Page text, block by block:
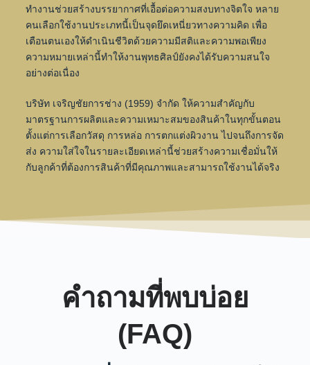
ทำงานช่วยสร้างบรรยากาศที่เอื้อต่อความสงบทางจิตใจ หลาย
คนเลือกใช้งานประเภทนี้เป็นจุดยึดเหนี่ยวทางความคิด เพื่อ
เตือนตนเองให้ดำเนินชีวิตด้วยความมีสติและความพอเพียง
ความหมายเหล่านี้ทำให้งานพุทธศิลป์ยังคงได้รับความสนใจ
อย่างต่อเนื่อง
บริษัท เจริญชัยการช่าง (1959) จำกัด ให้ความสำคัญกับ
มาตรฐานการผลิตและความเหมาะสมของสินค้าในทุกขั้นตอน
ตั้งแต่การเลือกวัสดุ การหล่อ การตกแต่งผิวงาน ไปจนถึงการจัด
ส่ง ความใส่ใจในรายละเอียดเหล่านี้ช่วยสร้างความเชื่อมั่นให้
กับลูกค้าที่ต้องการสินค้าที่มีคุณภาพและสามารถใช้งานได้จริง
คำถามที่พบบ่อย
(FAQ)